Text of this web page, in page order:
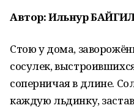
Автор: Ильнур
Стою у дома,
сосулек,
соперничая в длине.
каждую льдинку,